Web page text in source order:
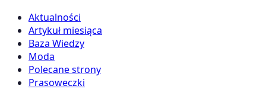
Aktualności
Artykuł miesiąca
Baza Wiedzy
Moda
Polecane strony
Prasoweczki